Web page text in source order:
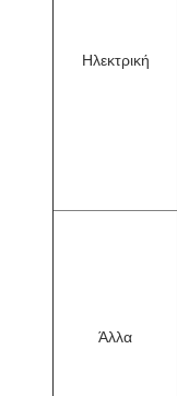
Ηλεκτρική
Άλλα